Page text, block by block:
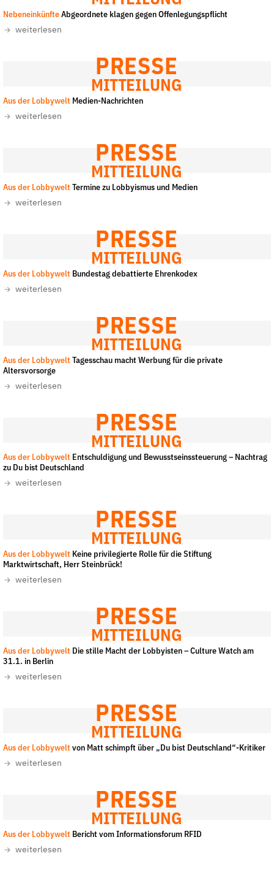
Fördermitglied werden
Jetzt Spenden
Bußgelder und Geldauflagen
Testamentsspende
Appelle unterzeichnen
Impressum
auf
der
Nebeneinkünfte Abgeordnete klagen gegen Offenlegungspflicht
weiterlesen
PRESSE
MITTEILUNG
Aus der Lobbywelt Medien-Nachrichten
weiterlesen
PRESSE
MITTEILUNG
Aus der Lobbywelt Termine zu Lobbyismus und Medien
weiterlesen
PRESSE
MITTEILUNG
Aus der Lobbywelt Bundestag debattierte Ehrenkodex
weiterlesen
PRESSE
MITTEILUNG
Aus der Lobbywelt Tagesschau macht Werbung für die private
Altersvorsorge
weiterlesen
PRESSE
MITTEILUNG
Aus der Lobbywelt Entschuldigung und Bewusstseinssteuerung – Nachtrag
zu Du bist Deutschland
weiterlesen
PRESSE
MITTEILUNG
Aus der Lobbywelt Keine privilegierte Rolle für die Stiftung
Marktwirtschaft, Herr Steinbrück!
weiterlesen
PRESSE
MITTEILUNG
Aus der Lobbywelt Die stille Macht der Lobbyisten – Culture Watch am
31.1. in Berlin
weiterlesen
PRESSE
MITTEILUNG
Aus der Lobbywelt von Matt schimpft über „Du bist Deutschland“-Kritiker
weiterlesen
PRESSE
MITTEILUNG
Aus der Lobbywelt Bericht vom Informationsforum RFID
weiterlesen